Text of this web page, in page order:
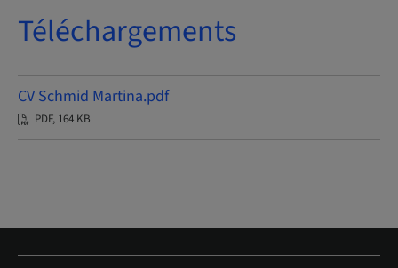
Téléchargements
CV Schmid Martina.pdf
PDF, 164 KB